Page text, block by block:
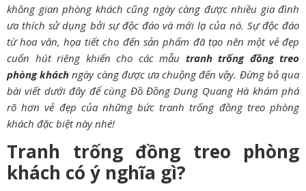
không gian phòng khách cũng ngày càng được nhiều gia đình
ưa thích sử dụng bởi sự độc đáo và mới lạ của nó. Sự độc đáo
từ hoa văn, họa tiết cho đến sản phẩm đã tạo nên một vẻ đẹp
cuốn hút riêng khiến cho các mẫu tranh trống đồng treo
phòng khách ngày càng được ưa chuộng đến vậy. Đừng bỏ qua
bài viết dưới đây để cùng Đồ Đồng Dung Quang Hà khám phá
rõ hơn vẻ đẹp của những bức tranh trống đồng treo phòng
khách đặc biệt này nhé!
Tranh trống đồng treo phòng
khách có ý nghĩa gì?